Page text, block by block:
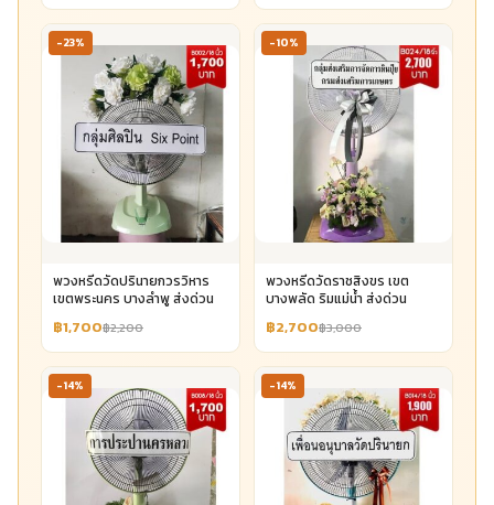
-23%
พวงหรีดวัดปรินายกวรวิหาร
เขตพระนคร บางลำพู ส่งด่วน
฿1,700฿2,200
-10%
พวงหรีดวัดราชสิงขร เขต
บางพลัด ริมแม่น้ำ ส่งด่วน
฿2,700฿3,000
-14% -14%